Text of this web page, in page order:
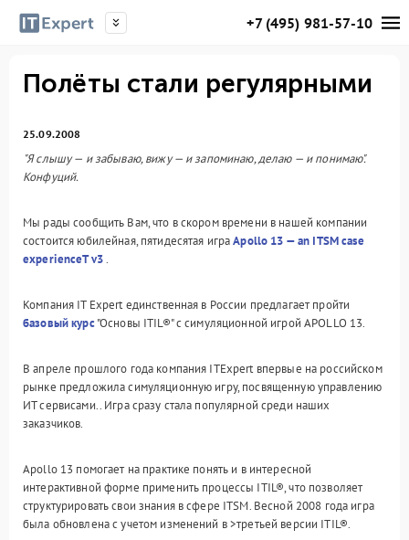
+7 (495) 981-57-10
Полёты стали регулярными
25.09.2008
"Я слышу — и забываю, вижу — и запоминаю, делаю — и понимаю".
Конфуций.
Мы рады сообщить Вам, что в скором времени в нашей компании
состоится юбилейная, пятидесятая играApollo 13 — an ITSM case
experienceT v3.
Компания IT Expert единственная в России предлагает пройти
базовый курс"Основы ITIL®" с симуляционной игрой APOLLO 13.
В апреле прошлого года компания ITExpert впервые на российском
рынке предложила симуляционную игру, посвященную управлению
ИТ сервисами.. Игра сразу стала популярной среди наших
заказчиков.
Apollo 13 помогает на практике понять и в интересной
интерактивной форме применить процессы ITIL®, что позволяет
структурировать свои знания в сфере ITSM. Весной 2008 года игра
была обновлена с учетом изменений в >третьей версии ITIL®.